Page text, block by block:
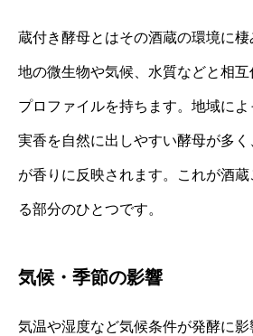
蔵付き酵母とはその酒蔵の環境に
地の微生物や気候、水質などと相互
プロファイルを持ちます。地域に
実香を自然に出しやすい酵母が多
が香りに反映されます。これが酒
る部分のひとつです。
気候・季節の影響
気温や湿度など気候条件が発酵に